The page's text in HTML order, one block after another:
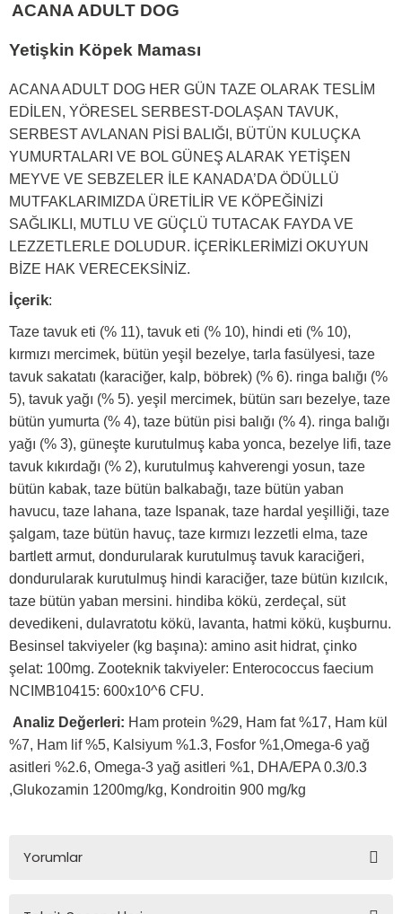
ACANA ADULT DOG
Yetişkin Köpek Maması
ACANA ADULT DOG HER GÜN TAZE OLARAK TESLİM
EDİLEN, YÖRESEL SERBEST-DOLAŞAN TAVUK,
SERBEST AVLANAN PİSİ BALIĞI, BÜTÜN KULUÇKA
YUMURTALARI VE BOL GÜNEŞ ALARAK YETİŞEN
MEYVE VE SEBZELER İLE KANADA’DA ÖDÜLLÜ
MUTFAKLARIMIZDA ÜRETİLİR VE KÖPEĞİNİZİ
SAĞLIKLI, MUTLU VE GÜÇLÜ TUTACAK FAYDA VE
LEZZETLERLE DOLUDUR. İÇERİKLERİMİZİ OKUYUN
BİZE HAK VERECEKSİNİZ.
İçerik:
Taze tavuk eti (% 11), tavuk eti (% 10), hindi eti (% 10),
kırmızı mercimek, bütün yeşil bezelye, tarla fasülyesi, taze
tavuk sakatatı (karaciğer, kalp, böbrek) (% 6). ringa balığı (%
5), tavuk yağı (% 5). yeşil mercimek, bütün sarı bezelye, taze
bütün yumurta (% 4), taze bütün pisi balığı (% 4). ringa balığı
yağı (% 3), güneşte kurutulmuş kaba yonca, bezelye lifi, taze
tavuk kıkırdağı (% 2), kurutulmuş kahverengi yosun, taze
bütün kabak, taze bütün balkabağı, taze bütün yaban
havucu, taze lahana, taze Ispanak, taze hardal yeşilliği, taze
şalgam, taze bütün havuç, taze kırmızı lezzetli elma, taze
bartlett armut, dondurularak kurutulmuş tavuk karaciğeri,
dondurularak kurutulmuş hindi karaciğer, taze bütün kızılcık,
taze bütün yaban mersini. hindiba kökü, zerdeçal, süt
devedikeni, dulavratotu kökü, lavanta, hatmi kökü, kuşburnu.
Besinsel takviyeler (kg başına): amino asit hidrat, çinko
şelat: 100mg. Zooteknik takviyeler: Enterococcus faecium
NCIMB10415: 600x10^6 CFU.
Analiz Değerleri: Ham protein %29, Ham fat %17, Ham kül
%7, Ham lif %5, Kalsiyum %1.3, Fosfor %1,Omega-6 yağ
asitleri %2.6, Omega-3 yağ asitleri %1, DHA/EPA 0.3/0.3
,Glukozamin 1200mg/kg, Kondroitin 900 mg/kg
Yorumlar